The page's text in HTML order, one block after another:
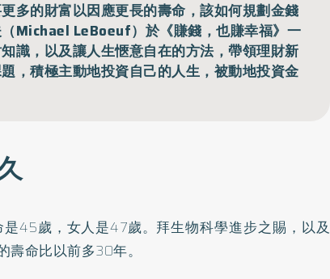
多的財富以因應更長的壽命，該如何規劃金錢
Michael LeBoeuf）於《賺錢，也賺幸福》一
識，以及讓人生愜意自在的方法，帶領理財新
，積極主動地投資自己的人生，被動地投資金
45歲，女人是47歲。拜生物科學進步之賜，以及
命比以前多30年。